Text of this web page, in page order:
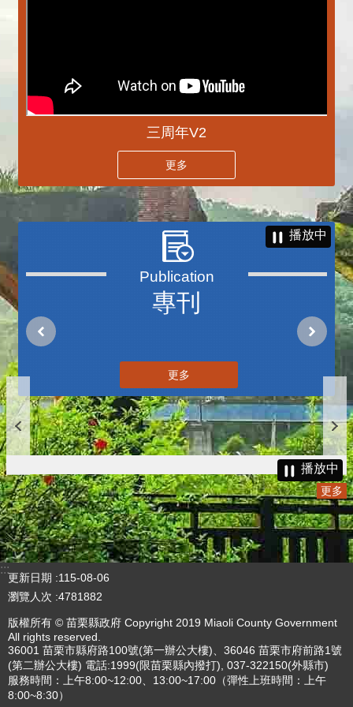
三周年V2
更多
專刊
播放中
更多
播放中
更多
:::
更新日期
115-08-06
瀏覽人次 4781882
版權所有 © 苗栗縣政府 Copyright 2019 Miaoli County Government
All rights reserved.
36001 苗栗市縣府路100號(第一辦公大樓)、36046 苗栗市府前路1號
(第二辦公大樓) 電話:1999(限苗栗縣內撥打), 037-322150(外縣市)
服務時間：上午8:00~12:00、13:00~17:00（彈性上班時間：上午
8:00~8:30）